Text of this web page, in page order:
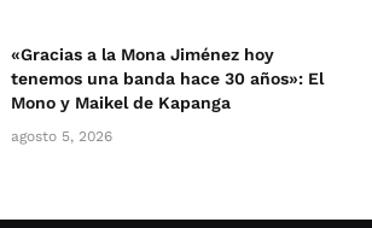
«Gracias a la Mona Jiménez hoy
tenemos una banda hace 30 años»: El
Mono y Maikel de Kapanga
agosto 5, 2026